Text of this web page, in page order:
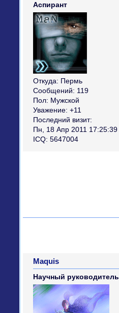
Аспирант
Откуда: Пермь
Сообщений: 119
Пол: Мужской
Уважение: +11
Последний визит:
Пн, 18 Апр 2011 17:25:39
ICQ: 5647004
Maquis
Научный руководитель